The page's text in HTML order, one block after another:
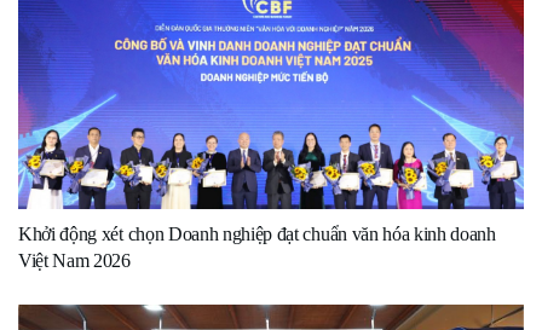
Khởi động xét chọn Doanh nghiệp đạt chuẩn văn hóa kinh doanh
Việt Nam 2026